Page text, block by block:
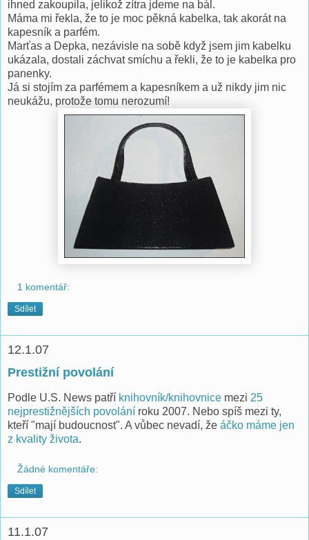
ihned zakoupila, jelikož zítra jdeme na bál.
Máma mi řekla, že to je moc pěkná kabelka, tak akorát na
kapesník a parfém.
Marťas a Depka, nezávisle na sobě když jsem jim kabelku
ukázala, dostali záchvat smíchu a řekli, že to je kabelka pro
panenky.
Já si stojím za parfémem a kapesníkem a už nikdy jim nic
neukážu, protože tomu nerozumí!
1 komentář:
Sdílet
12.1.07
Prestižní povolání
Podle U.S. News patří knihovník/knihovnice mezi 25
nejprestižnějších povolání roku 2007. Nebo spíš mezi ty,
kteří "mají budoucnost". A vůbec nevadí, že áčko máme jen
z kvality života.
Žádné komentáře:
Sdílet
11.1.07